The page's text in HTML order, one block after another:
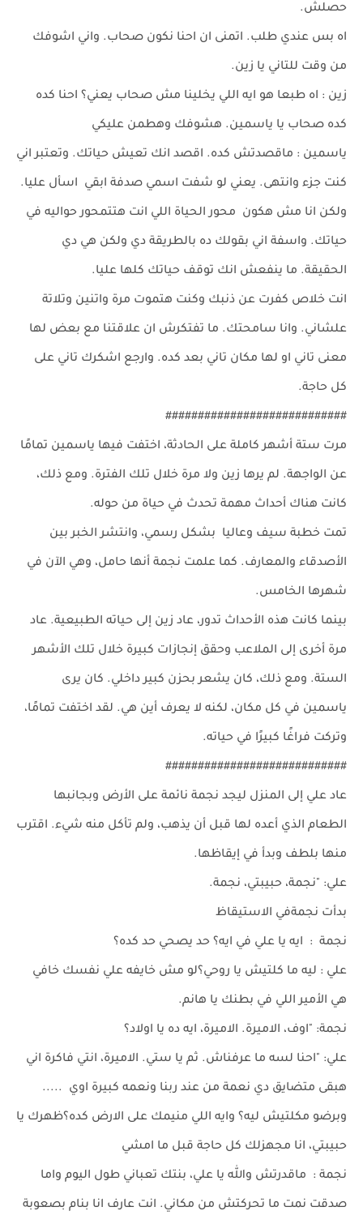
حصلش.
اه بس عندي طلب. اتمنى ان احنا نكون صحاب. واني اشوفك
من وقت للتاني يا زين.
زين : اه طبعا هو ايه اللي يخلينا مش صحاب يعني؟ احنا كده
كده صحاب يا ياسمين. هشوفك وهطمن عليكي
ياسمين : ماقصدتش كده. اقصد انك تعيش حياتك. وتعتبر اني
كنت جزء وانتهى. يعني لو شفت اسمي صدفة ابقي اسأل عليا.
ولكن انا مش هكون محور الحياة اللي انت هتتمحور حواليه في
حياتك. واسفة اني بقولك ده بالطريقة دي ولكن هي دي
الحقيقة. ما ينفعش انك توقف حياتك كلها عليا.
انت خلاص كفرت عن ذنبك وكنت هتموت مرة واتنين وتلاتة
علشاني. وانا سامحتك. ما تفتكرش ان علاقتنا مع بعض لها
معنى تاني او لها مكان تاني بعد كده. وارجع اشكرك تاني على
كل حاجة.
############################
مرت ستة أشهر كاملة على الحادثة، اختفت فيها ياسمين تمامًا
عن الواجهة. لم يرها زين ولا مرة خلال تلك الفترة. ومع ذلك،
كانت هناك أحداث مهمة تحدث في حياة من حوله.
تمت خطبة سيف وعاليا بشكل رسمي، وانتشر الخبر بين
الأصدقاء والمعارف. كما علمت نجمة أنها حامل، وهي الآن في
شهرها الخامس.
بينما كانت هذه الأحداث تدور، عاد زين إلى حياته الطبيعية. عاد
مرة أخرى إلى الملاعب وحقق إنجازات كبيرة خلال تلك الأشهر
الستة. ومع ذلك، كان يشعر بحزن كبير داخلي. كان يرى
ياسمين في كل مكان، لكنه لا يعرف أين هي. لقد اختفت تمامًا،
وتركت فراغًا كبيرًا في حياته.
############################
عاد علي إلى المنزل ليجد نجمة نائمة على الأرض وبجانبها
الطعام الذي أعده لها قبل أن يذهب، ولم تأكل منه شيء. اقترب
منها بلطف وبدأ في إيقاظها.
علي: "نجمة، حبيبتي، نجمة.
بدأت نجمةفي الاستيقاظ
نجمة : ايه يا علي في ايه؟ حد يصحي حد كده؟
علي : ليه ما كلتيش يا روحي؟لو مش خايفه علي نفسك خافي
هي الأمير اللي في بطنك يا هانم.
نجمة: "اوف، الاميرة. الاميرة، ايه ده يا اولاد؟
علي: "احنا لسه ما عرفناش. ثم يا ستي. الاميرة، انتي فاكرة اني
هبقى متضايق دي نعمة من عند ربنا ونعمه كبيرة اوي .....
وبرضو مكلتيش ليه؟ وايه اللي منيمك على الارض كده؟ظهرك يا
حبيبتي، انا مجهزلك كل حاجة قبل ما امشي
نجمة : ماقدرتش والله يا علي، بنتك تعباني طول اليوم واما
صدقت نمت ما تحركتش من مكاني. انت عارف انا بنام بصعوبة